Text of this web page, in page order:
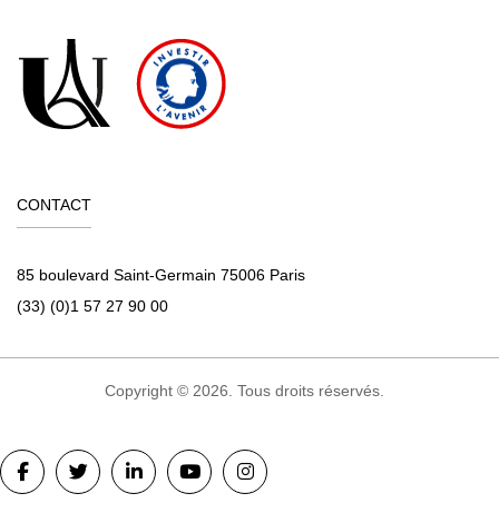
CONTACT
85 boulevard Saint-Germain 75006 Paris
(33) (0)1 57 27 90 00
Copyright © 2026. Tous droits réservés.